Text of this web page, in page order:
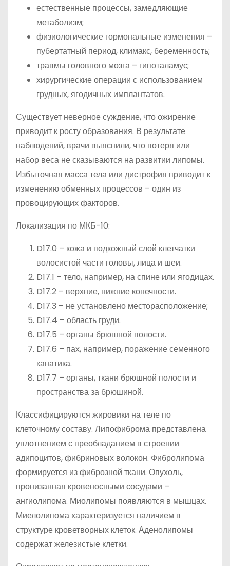
естественные процессы, замедляющие
метаболизм;
физиологические гормональные изменения –
пубертатный период, климакс, беременность;
травмы головного мозга – гипоталамус;
хирургические операции с использованием
грудных, ягодичных имплантатов.
Существует неверное суждение, что ожирение
приводит к росту образования. В результате
наблюдений, врачи выяснили, что потеря или
набор веса не сказываются на развитии липомы.
Избыточная масса тела или дистрофия приводит к
изменению обменных процессов – один из
провоцирующих факторов.
Локализация по МКБ-10:
D17.0 – кожа и подкожный слой клетчатки
волосистой части головы, лица и шеи.
D17.1 – тело, например, на спине или ягодицах.
D17.2 – верхние, нижние конечности.
D17.3 – не установлено месторасположение;
D17.4 – область груди.
D17.5 – органы брюшной полости.
D17.6 – пах, например, поражение семенного
канатика.
D17.7 – органы, ткани брюшной полости и
пространства за брюшиной.
Классифицируются жировики на теле по
клеточному составу. Липофиброма представлена
уплотнением с преобладанием в строении
адипоцитов, фибриновых волокон. Фибролипома
формируется из фиброзной ткани. Опухоль,
пронизанная кровеносными сосудами –
ангиолипома. Миолипомы появляются в мышцах.
Миелолипома характеризуется наличием в
структуре кроветворных клеток. Аденолипомы
содержат железистые клетки.